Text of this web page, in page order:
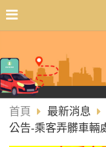
首頁 最新消息
公告-乘客弄髒車輛